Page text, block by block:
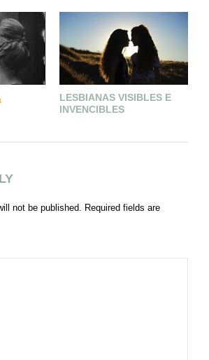
LESBIANAS VISIBLES E
INVENCIBLES
not be published. Required fields are